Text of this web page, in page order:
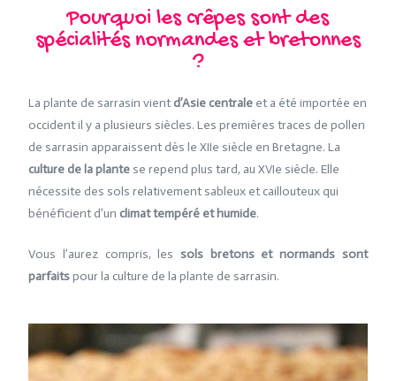
Pourquoi les crêpes sont des
spécialités normandes et bretonnes
?
La plante de sarrasin vient d’Asie centrale et a été importée en
occident il y a plusieurs siècles. Les premières traces de pollen
de sarrasin apparaissent dès le XIIe siècle en Bretagne. La
culture de la plante se repend plus tard, au XVIe siècle. Elle
nécessite des sols relativement sableux et caillouteux qui
bénéficient d’unclimat tempéré et humide.
Vous l’aurez compris, les sols bretons et normands sont
parfaitspour la culture de la plante de sarrasin.